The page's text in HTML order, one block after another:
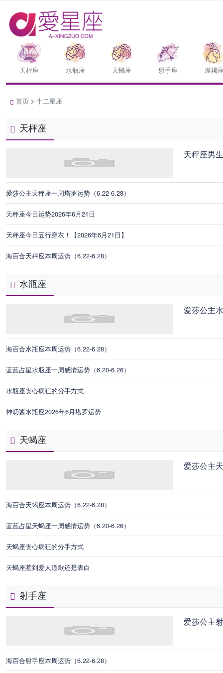
天枰座 水瓶座 天蝎座 射手座 摩羯
首页 > 十二星座
天枰座
天秤座男
爱莎公主天秤座一周塔罗运势（6.22-6.28）
天秤座今日运势2026年6月21日
天秤座今日五行穿衣！【2026年6月21日】
海百合天秤座本周运势（6.22-6.28）
水瓶座
爱莎公主
海百合水瓶座本周运势（6.22-6.28）
蓝蓝占星水瓶座一周感情运势（6.20-6.26）
水瓶座丧心病狂的分手方式
神叨酱水瓶座2026年6月塔罗运势
天蝎座
爱莎公主
海百合天蝎座本周运势（6.22-6.28）
蓝蓝占星天蝎座一周感情运势（6.20-6.26）
天蝎座丧心病狂的分手方式
天蝎座惹到爱人道歉还是表白
射手座
爱莎公主
海百合射手座本周运势（6.22-6.28）